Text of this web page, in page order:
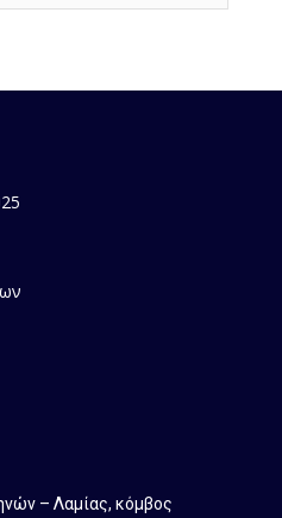
– Λαμίας, κόμβος